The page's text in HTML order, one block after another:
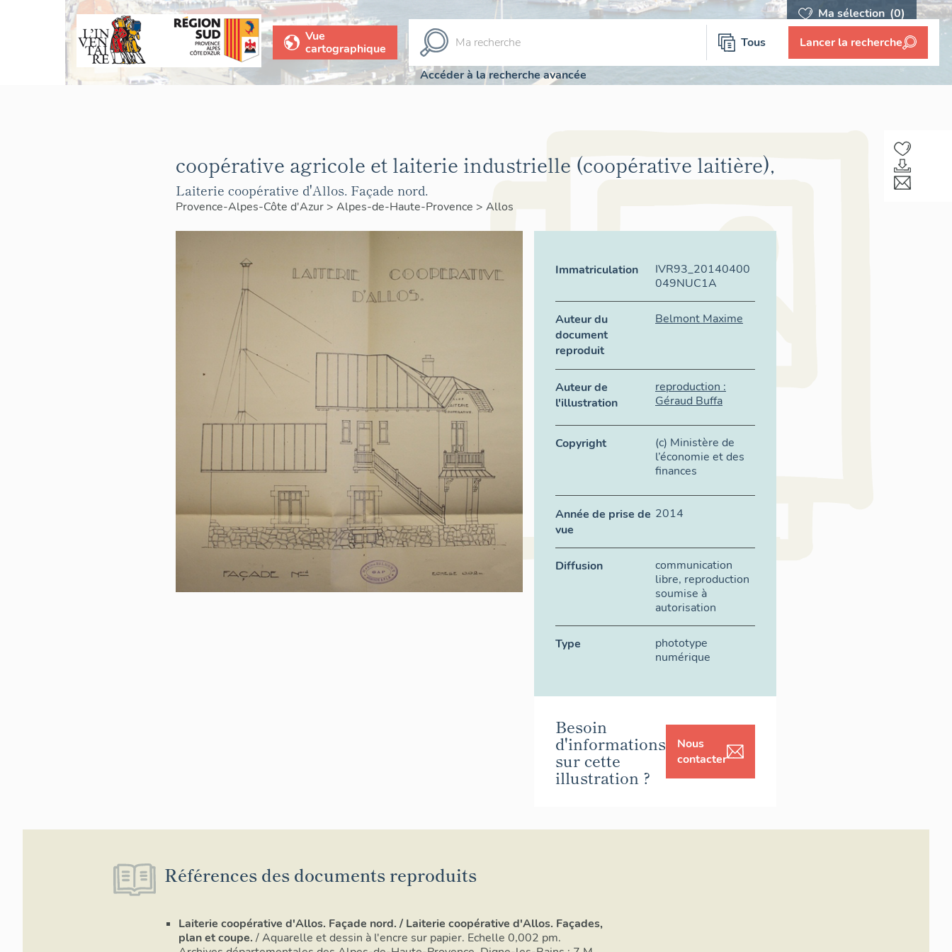
Ma sélection (0)
Vue
cartographique
Tous Lancer la recherche
Accéder à la recherche avancée
coopérative agricole et laiterie industrielle (coopérative laitière),
Laiterie coopérative d'Allos. Façade nord.
Provence-Alpes-Côte d'Azur> Alpes-de-Haute-Provence > Allos
Immatriculation
IVR93_20140400
049NUC1A
Auteur du
document
reproduit
Belmont Maxime
Auteur de
l'illustration
reproduction :
Géraud Buffa
Copyright
(c) Ministère de
l’économie et des
finances
Année de prise de
vue
2014
Diffusion
communication
libre, reproduction
soumise à
autorisation
Type
phototype
numérique
Besoin
d'informations
sur cette
illustration ?
Nous
contacter
Références des documents reproduits
Laiterie coopérative d'Allos. Façade nord. / Laiterie coopérative d'Allos. Façades,
plan et coupe. / Aquarelle et dessin à l'encre sur papier. Echelle 0,002 pm.